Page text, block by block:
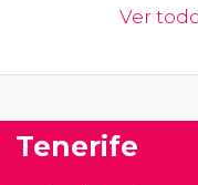
Ver
Tenerife